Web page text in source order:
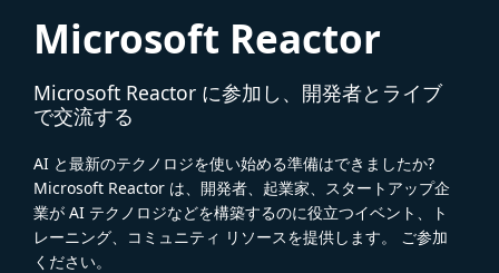
Microsoft Reactor
Microsoft Reactor に参加し、開発者とライブ
で交流する
AI と最新のテクノロジを使い始める準備はできましたか?
Microsoft Reactor は、開発者、起業家、スタートアップ企
業が AI テクノロジなどを構築するのに役立つイベント、ト
レーニング、コミュニティ リソースを提供します。 ご参加
ください。